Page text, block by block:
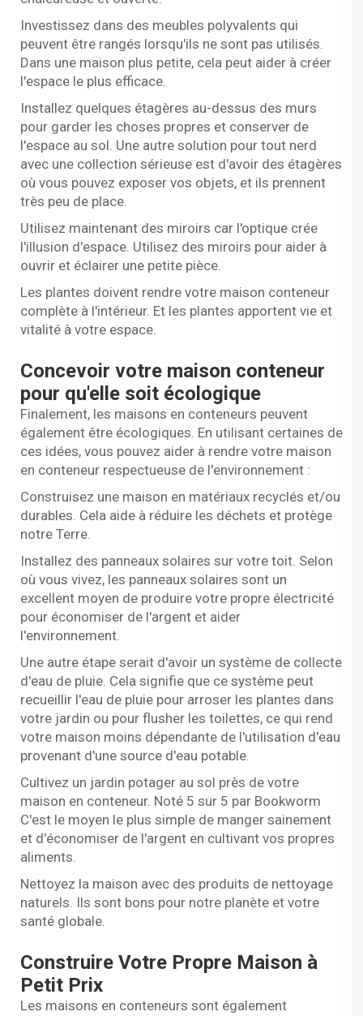
Investissez dans des meubles polyvalents qui
peuvent être rangés lorsqu'ils ne sont pas utilisés.
Dans une maison plus petite, cela peut aider à créer
l'espace le plus efficace.
Installez quelques étagères au-dessus des murs
pour garder les choses propres et conserver de
l'espace au sol. Une autre solution pour tout nerd
avec une collection sérieuse est d'avoir des étagères
où vous pouvez exposer vos objets, et ils prennent
très peu de place.
Utilisez maintenant des miroirs car l'optique crée
l'illusion d'espace. Utilisez des miroirs pour aider à
ouvrir et éclairer une petite pièce.
Les plantes doivent rendre votre maison conteneur
complète à l'intérieur. Et les plantes apportent vie et
vitalité à votre espace.
Concevoir votre maison conteneur
pour qu'elle soit écologique
Finalement, les maisons en conteneurs peuvent
également être écologiques. En utilisant certaines de
ces idées, vous pouvez aider à rendre votre maison
en conteneur respectueuse de l'environnement :
Construisez une maison en matériaux recyclés et/ou
durables. Cela aide à réduire les déchets et protège
notre Terre.
Installez des panneaux solaires sur votre toit. Selon
où vous vivez, les panneaux solaires sont un
excellent moyen de produire votre propre électricité
pour économiser de l'argent et aider
l'environnement.
Une autre étape serait d'avoir un système de collecte
d'eau de pluie. Cela signifie que ce système peut
recueillir l'eau de pluie pour arroser les plantes dans
votre jardin ou pour flusher les toilettes, ce qui rend
votre maison moins dépendante de l'utilisation d'eau
provenant d'une source d'eau potable.
Cultivez un jardin potager au sol près de votre
maison en conteneur. Noté 5 sur 5 par Bookworm
C'est le moyen le plus simple de manger sainement
et d'économiser de l'argent en cultivant vos propres
aliments.
Nettoyez la maison avec des produits de nettoyage
naturels. Ils sont bons pour notre planète et votre
santé globale.
Construire Votre Propre Maison à
Petit Prix
Les maisons en conteneurs sont également